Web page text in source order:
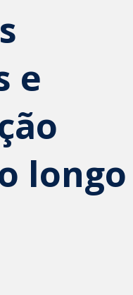
e
longo